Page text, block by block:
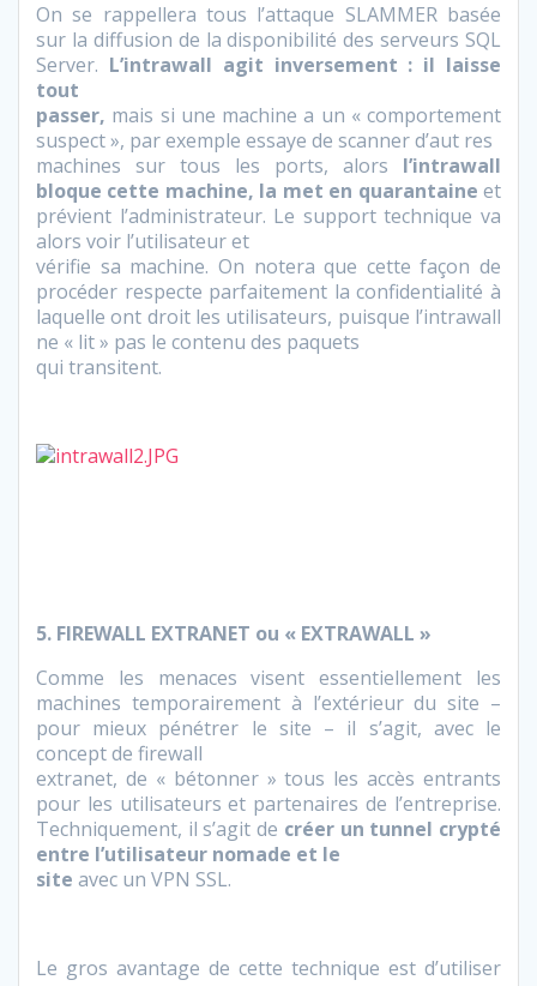
On se rappellera tous l’attaque SLAMMER basée
sur la diffusion de la disponibilité des serveurs SQL
Server. L’intrawall agit inversement : il laisse
tout
passer, mais si une machine a un « comportement
suspect », par exemple essaye de scanner d’aut res
machines sur tous les ports, alors l’intrawall
bloque cette machine, la met en quarantaine et
prévient l’administrateur. Le support technique va
alors voir l’utilisateur et
vérifie sa machine. On notera que cette façon de
procéder respecte parfaitement la confidentialité à
laquelle ont droit les utilisateurs, puisque l’intrawall
ne « lit » pas le contenu des paquets
qui transitent.
5. FIREWALL EXTRANET ou « EXTRAWALL »
Comme les menaces visent essentiellement les
machines temporairement à l’extérieur du site –
pour mieux pénétrer le site – il s’agit, avec le
concept de firewall
extranet, de « bétonner » tous les accès entrants
pour les utilisateurs et partenaires de l’entreprise.
Techniquement, il s’agit de créer un tunnel crypté
entre l’utilisateur nomade et le
site avec un VPN SSL.
Le gros avantage de cette technique est d’utiliser